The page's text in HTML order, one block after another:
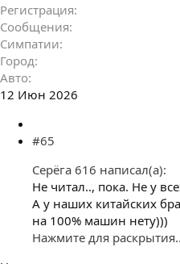
Регистрация
Сообщения
Симпатии
Город
Авто
12 Июн 2026
#65
Серёга 616 написал(а):
Не читал.., пока. Не у
А у наших китайских
на 100% машин нету)))
Нажмите для